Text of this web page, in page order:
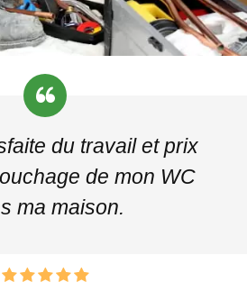
du travail et prix
de mon WC
ma maison.